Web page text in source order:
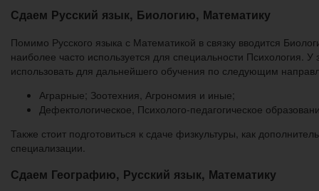
Сдаем Русский язык, Биологию, Математику
Помимо Русского языка с Математикой в связку вводится
наиболее часто используется для специальности Психология.
использовать для дальнейшего обучения по следующим
Аграрные; Зоотехния, Агрономия и иные;
Дефектологическое, Психолого-педагогическое
Также стоит подготовиться к сдаче физкультуры, как
специализации.
Сдаем Географию, Русский язык, Математику